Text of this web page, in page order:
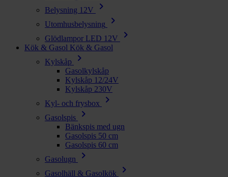
Belysning 12V chevron_right
Utomhusbelysning chevron_right
Glödlampor LED 12V chevron_right
Kök & Gasol Kök & Gasol
Kylskåp
chevron_right
Gasolkylskåp
Kylskåp 12/24V
Kylskåp 230V
Kyl- och frysbox
chevron_right
Gasolspis chevron_right
Bänkspis med ugn
Gasolspis 50 cm
Gasolspis 60 cm
Gasolugn
chevron_right
Gasolhäll & Gasolkök chevron_right